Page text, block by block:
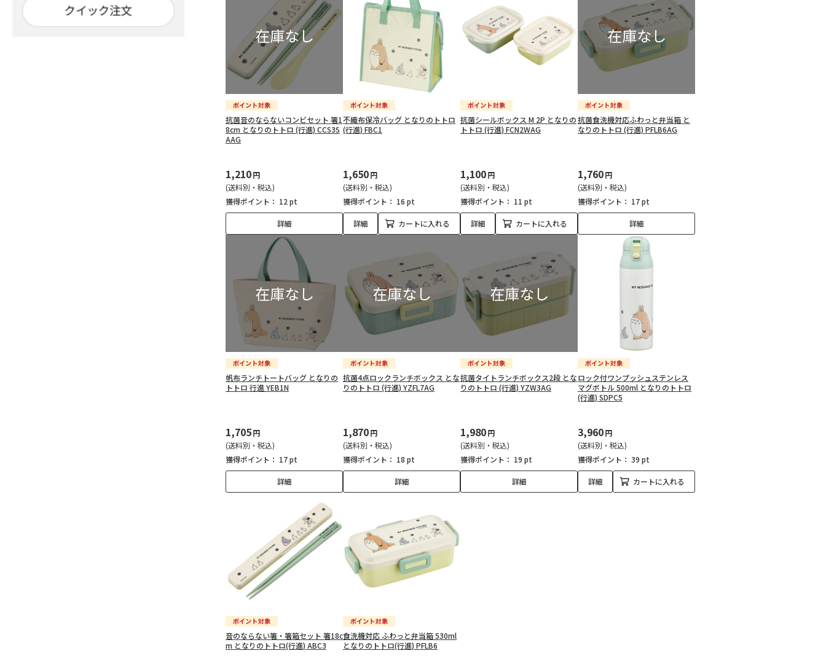
抗菌音のならないコンビセット 箸1
8cm となりのトトロ (行進) CCS3S
AAG
1,210円
(送料別・税込)
獲得ポイント： 12 pt
詳細
不織布保冷バッグ となりのトトロ
(行進) FBC1
1,650円
(送料別・税込)
獲得ポイント： 16 pt
詳細 カートに入れる
抗菌シールボックス M 2P となりの
トトロ (行進) FCN2WAG
1,100円
(送料別・税込)
獲得ポイント： 11 pt
詳細 カートに入れる
抗菌食洗機対応ふわっと弁当箱 と
なりのトトロ (行進) PFLB6AG
1,760円
(送料別・税込)
獲得ポイント： 17 pt
詳細
帆布ランチトートバッグ となりの
トトロ 行進 YEB1N
1,705円
(送料別・税込)
獲得ポイント： 17 pt
詳細
抗菌4点ロックランチボックス とな
りのトトロ (行進) YZFL7AG
1,870円
(送料別・税込)
獲得ポイント： 18 pt
詳細
抗菌タイトランチボックス2段 とな
りのトトロ (行進) YZW3AG
1,980円
(送料別・税込)
獲得ポイント： 19 pt
詳細
ロック付ワンプッシュステンレス
マグボトル 500ml となりのトトロ
(行進) SDPC5
3,960円
(送料別・税込)
獲得ポイント： 39 pt
詳細 カートに入れる
音のならない箸・箸箱セット 箸18c
m となりのトトロ(行進) ABC3
食洗機対応 ふわっと弁当箱 530ml
となりのトトロ(行進) PFLB6